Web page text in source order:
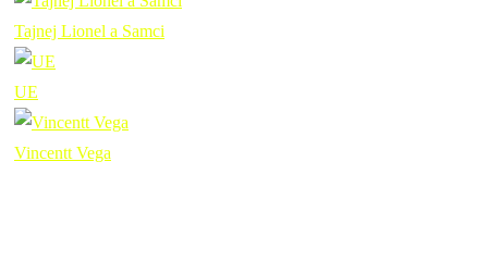
Tajnej Lionel a Samci
UE
Vincentt Vega